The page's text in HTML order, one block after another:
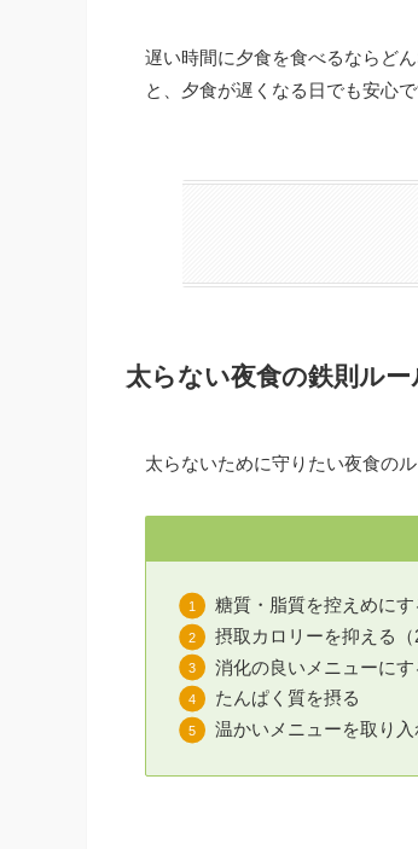
遅い時間に夕食を食べるならど
と、夕食が遅くなる日でも安心で
太らない夜食の鉄則ルー
太らないために守りたい夜食の
糖質・脂質を控えめにす
摂取カロリーを抑える（
消化の良いメニューにす
たんぱく質を摂る
温かいメニューを取り入